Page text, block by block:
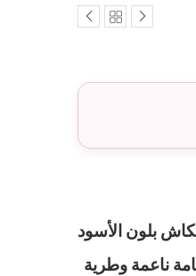
بلون الأسود
ناعمة وطرية